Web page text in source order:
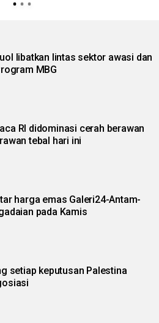
libatkan lintas sektor awasi dan
MBG
RI didominasi cerah berawan
tebal hari ini
harga emas Galeri24-Antam-
pada Kamis
setiap keputusan Palestina